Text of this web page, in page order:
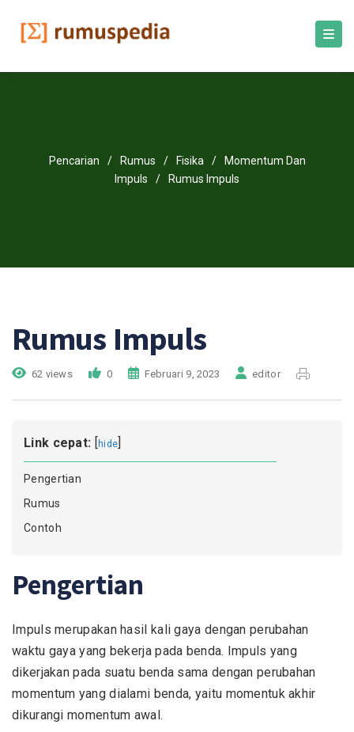
Pencarian / Rumus / Fisika /
Momentum Dan
Impuls
/ Rumus Impuls
Rumus Impuls
62 views 0 Februari 9, 2023 editor
Link cepat: [hide]
Pengertian
Rumus
Contoh
Pengertian
Impuls merupakan hasil kali gaya dengan perubahan
waktu gaya yang bekerja pada benda. Impuls yang
dikerjakan pada suatu benda sama dengan perubahan
momentum yang dialami benda, yaitu momentuk akhir
dikurangi momentum awal.